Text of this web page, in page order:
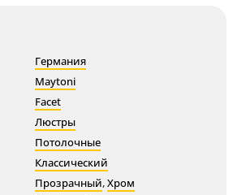
Германия
Maytoni
Facet
Люстры
Потолочные
Классический
Прозрачный,Хром